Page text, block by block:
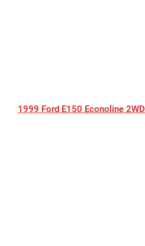
1999 Ford E150 Econoline 2WD